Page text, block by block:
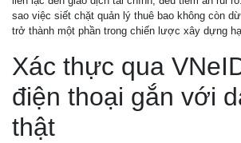
sao việc siết chặt quản lý thuê bao không còn
trở thành một phần trong chiến lược xây dựng
Xác thực qua
điện thoại gắn với
thật